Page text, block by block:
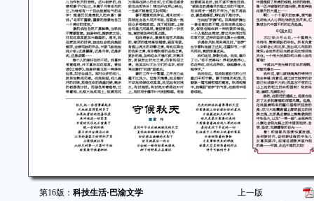
第16版： 科技生活·巴渝文学 上一版